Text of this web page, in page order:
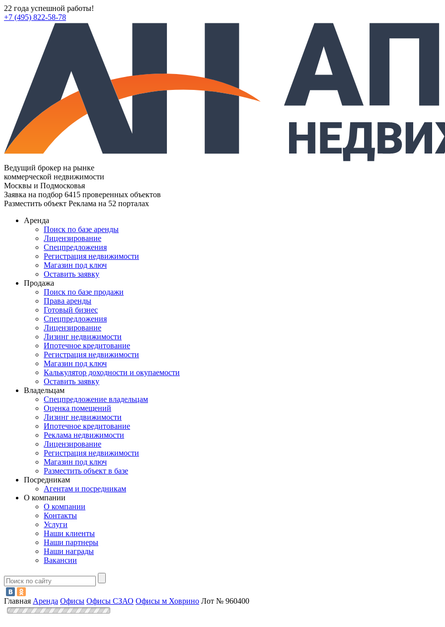
22 года успешной работы!
+7 (495) 822-58-78
Ведущий брокер на рынке
коммерческой недвижимости
Москвы и Подмосковья
Заявка на подбор 6415 проверенных объектов
Разместить объект Реклама на 52 порталах
Аренда
Поиск по базе аренды
Лицензирование
Спецпредложения
Регистрация недвижимости
Магазин под ключ
Оставить заявку
Продажа
Поиск по базе продажи
Права аренды
Готовый бизнес
Спецпредложения
Лицензирование
Лизинг недвижимости
Ипотечное кредитование
Регистрация недвижимости
Магазин под ключ
Калькулятор доходности и окупаемости
Оставить заявку
Владельцам
Спецпредложение владельцам
Оценка помещений
Лизинг недвижимости
Ипотечное кредитование
Реклама недвижимости
Лицензирование
Регистрация недвижимости
Магазин под ключ
Разместить объект в базе
Посредникам
Агентам и посредникам
О компании
О компании
Контакты
Услуги
Наши клиенты
Наши партнеры
Наши награды
Вакансии
Главная Аренда Офисы Офисы СЗАО Офисы м Ховрино Лот № 960400